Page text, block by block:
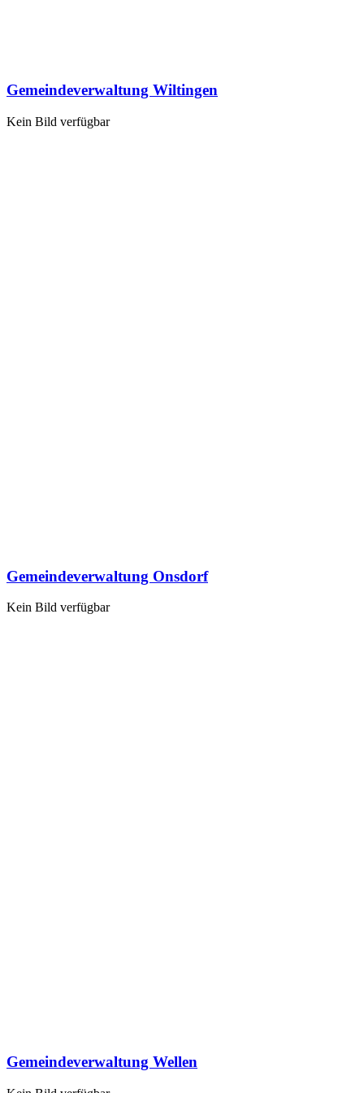
Gemeindeverwaltung Wiltingen
Kein Bild verfügbar
Gemeindeverwaltung Onsdorf
Kein Bild verfügbar
Gemeindeverwaltung Wellen